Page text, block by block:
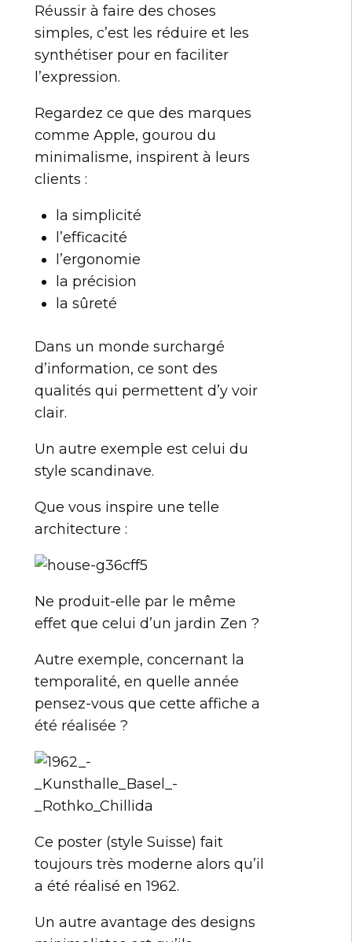
Réussir à faire des choses
simples, c’est les réduire et les
synthétiser pour en faciliter
l’expression.
Regardez ce que des marques
comme Apple, gourou du
minimalisme, inspirent à leurs
clients :
la simplicité
l’efficacité
l’ergonomie
la précision
la sûreté
Dans un monde surchargé
d’information, ce sont des
qualités qui permettent d’y voir
clair.
Un autre exemple est celui du
style scandinave.
Que vous inspire une telle
architecture :
Ne produit-elle par le même
effet que celui d’un jardin Zen ?
Autre exemple, concernant la
temporalité, en quelle année
pensez-vous que cette affiche a
été réalisée ?
Ce poster (style Suisse) fait
toujours très moderne alors qu’il
a été réalisé en 1962.
Un autre avantage des designs